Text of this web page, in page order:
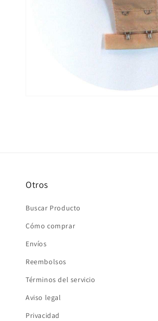
elemento
multimedia
en
vista
galería
Otros
Buscar Producto
Cómo comprar
Envíos
Reembolsos
Términos del servicio
Aviso legal
Privacidad